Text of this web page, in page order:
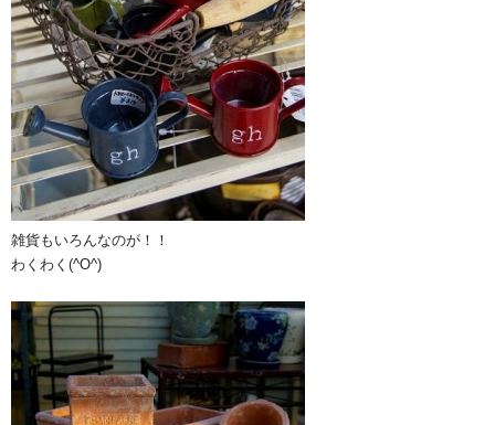
雑貨もいろんなのが！！
わくわく(^O^)